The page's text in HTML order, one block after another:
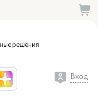
решения
Вход